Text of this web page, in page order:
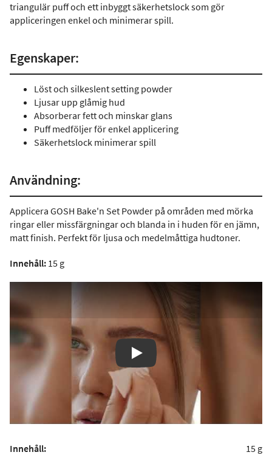
triangulär puff och ett inbyggt säkerhetslock som gör
appliceringen enkel och minimerar spill.
Egenskaper:
Löst och silkeslent setting powder
Ljusar upp glåmig hud
Absorberar fett och minskar glans
Puff medföljer för enkel applicering
Säkerhetslock minimerar spill
Användning:
Applicera GOSH Bake'n Set Powder på områden med mörka
ringar eller missfärgningar och blanda in i huden för en jämn,
matt finish. Perfekt för ljusa och medelmåttiga hudtoner.
Innehåll: 15 g
Play
Innehåll: 15 g